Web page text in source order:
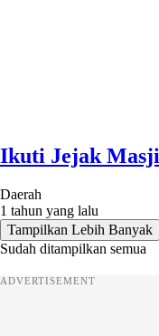
Ikuti Jejak
Daerah
1 tahun yang lalu
Tampilkan Lebih Banyak
Sudah ditampilkan semua
ADVERTISEMENT